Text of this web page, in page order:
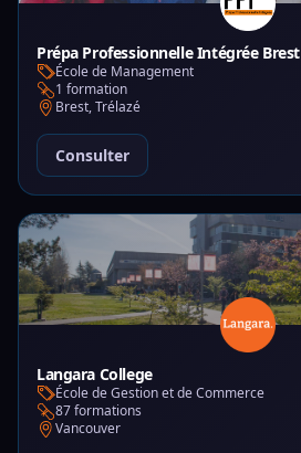
Prépa Professionnelle Intégrée Brest
École de Management
1 formation
Brest, Trélazé
Consulter
Langara College
École de Gestion et de Commerce
87 formations
Vancouver